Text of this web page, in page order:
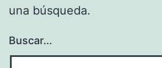
una búsqueda.
Buscar...